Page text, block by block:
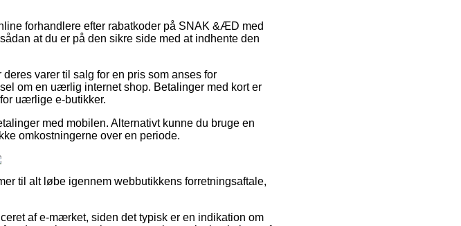
forhandlere efter rabatkoder på SNAK &ÆD med
at du er på den sikre side med at indhente den
varer til salg for en pris som anses for
om en uærlig internet shop. Betalinger med kort er
uærlige e-butikker.
med mobilen. Alternativt kunne du bruge en
omkostningerne over en periode.
til alt løbe igennem webbutikkens forretningsaftale,
af e-mærket, siden det typisk er en indikation om